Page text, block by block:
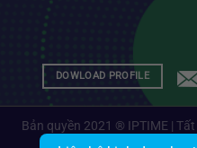
DOWLOAD PROFILE
Bản quyền 2021 ® IPTIME |